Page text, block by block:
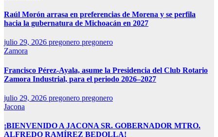
Raúl Morón arrasa en preferencias de Morena y se perfila
hacia la gubernatura de Michoacán en 2027
julio 29, 2026 pregonero pregonero
Zamora
Francisco Pérez-Ayala, asume la Presidencia del Club Rotario
Zamora Industrial, para el periodo 2026–2027
julio 29, 2026 pregonero pregonero
Jacona
¡BIENVENIDO A JACONA SR. GOBERNADOR MTRO.
ALFREDO RAMÍREZ BEDOLLA!